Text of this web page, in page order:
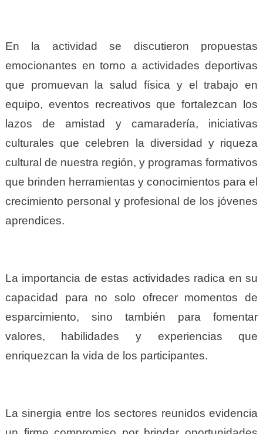
En la actividad se discutieron propuestas
emocionantes en torno a actividades deportivas
que promuevan la salud física y el trabajo en
equipo, eventos recreativos que fortalezcan los
lazos de amistad y camaradería, iniciativas
culturales que celebren la diversidad y riqueza
cultural de nuestra región, y programas formativos
que brinden herramientas y conocimientos para el
crecimiento personal y profesional de los jóvenes
aprendices.
La importancia de estas actividades radica en su
capacidad para no solo ofrecer momentos de
esparcimiento, sino también para fomentar
valores, habilidades y experiencias que
enriquezcan la vida de los participantes.
La sinergia entre los sectores reunidos evidencia